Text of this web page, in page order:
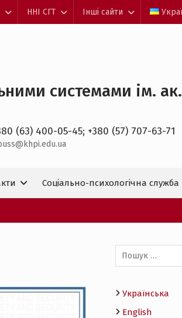
ННІ СГТ Інші сайти
системами ім.
(63) 400-05-45; +380 (57) 707-63-71
Соціально-психологічна
Пошук:
Українська
English